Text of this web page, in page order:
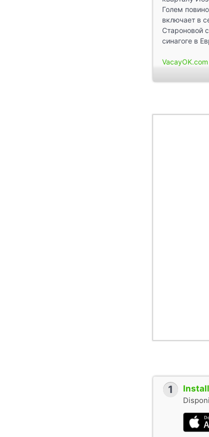
Голем
включает в
Староновой
синагоге в
VacayOK.com
наши GPS
Аудиогиды
к
1